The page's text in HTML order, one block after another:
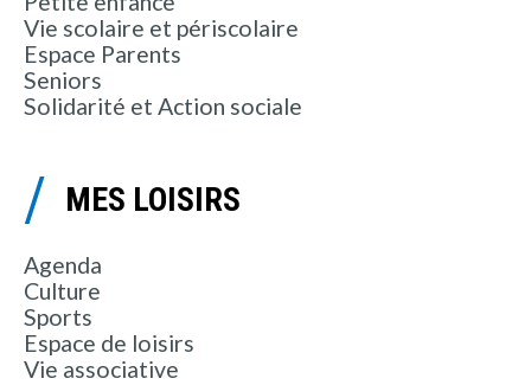
Vie scolaire et périscolaire
Espace Parents
Seniors
Solidarité et Action sociale
MES LOISIRS
Agenda
Culture
Sports
Espace de loisirs
Vie associative